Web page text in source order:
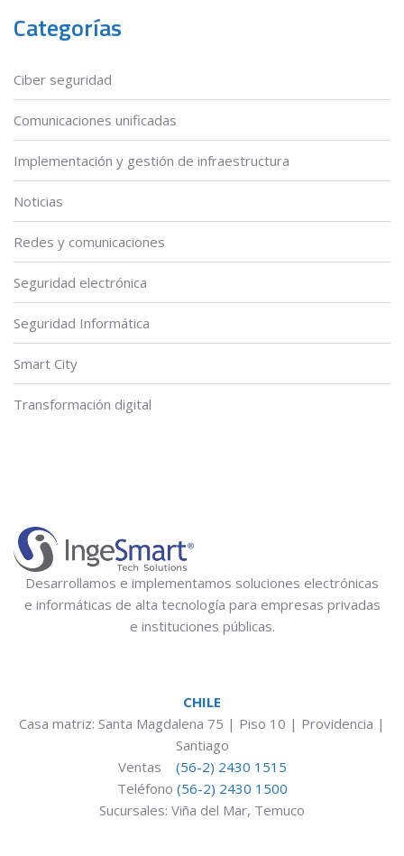
Categorías
Ciber seguridad
Comunicaciones unificadas
Implementación y gestión de infraestructura
Noticias
Redes y comunicaciones
Seguridad electrónica
Seguridad Informática
Smart City
Transformación digital
Desarrollamos e implementamos soluciones electrónicas
e informáticas de alta tecnología para empresas privadas
e instituciones públicas.
CHILE
Casa matriz: Santa Magdalena 75 | Piso 10 | Providencia |
Santiago
Ventas
(56-2) 2430 1515
Teléfono (56-2) 2430 1500
Sucursales: Viña del Mar, Temuco